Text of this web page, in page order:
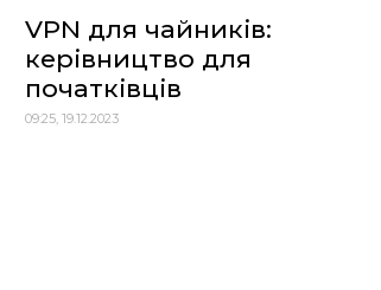
VPN для чайників:
керівництво для
початківців
09:25, 19.12.2023